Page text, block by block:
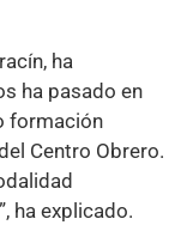
ha
ha pasado en
formación
Centro Obrero.
ha explicado.